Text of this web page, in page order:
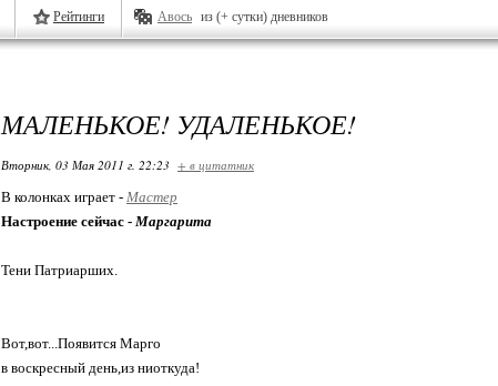
Рейтинги Авось из (+ сутки) дневников
МАЛЕНЬКОЕ! УДАЛЕНЬКОЕ!
Вторник, 03 Мая 2011 г. 22:23 + в цитатник
В колонках играет - Мастер
Настроение сейчас - Маргарита
Тени Патриарших.
Вот,вот...Появится Марго
в воскресный день,из ниоткуда!